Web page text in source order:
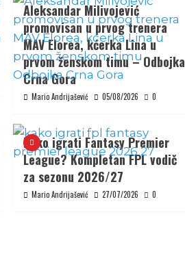
Aleksandar Milivojević
promovisan u prvog trenera
MAV Elorea, kćerka Lina u
prvom ženskom timu – Odbojka
Crna Gora
Mario Andrijašević 05/08/2026 0
Kako igrati Fantasy Premier
League? Kompletan FPL vodič
za sezonu 2026/27
Mario Andrijašević 27/07/2026 0